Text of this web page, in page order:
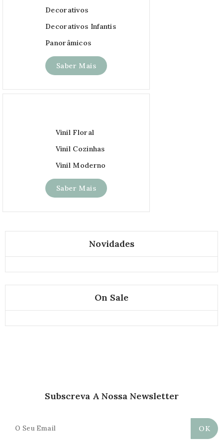
Decorativos
Decorativos Infantis
Panorâmicos
Saber Mais
Vinil Floral
Vinil Cozinhas
Vinil Moderno
Saber Mais
Novidades
On Sale
Subscreva A Nossa Newsletter